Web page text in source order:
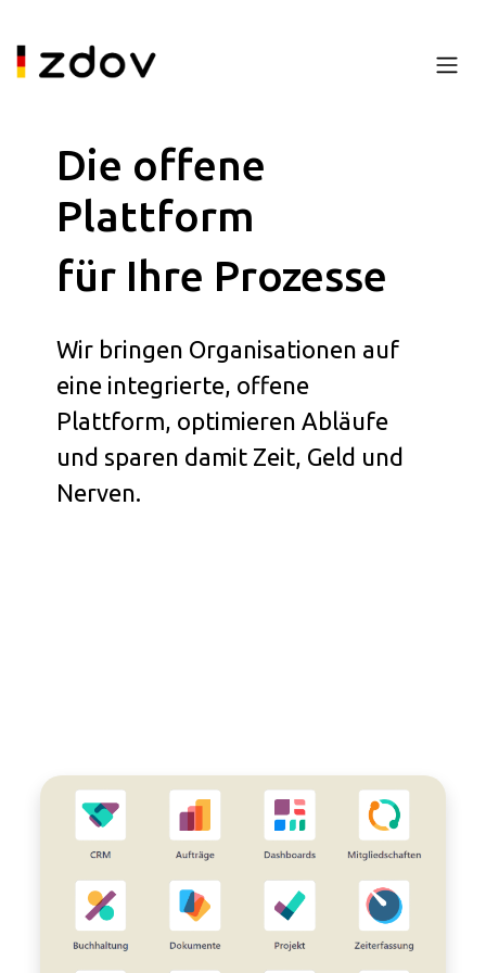
Die offene
Plattform
für Ihre Prozesse
Wir bringen Organisationen auf
eine integrierte, offene
Plattform, optimieren Abläufe
und sparen damit Zeit, Geld und
Nerven.